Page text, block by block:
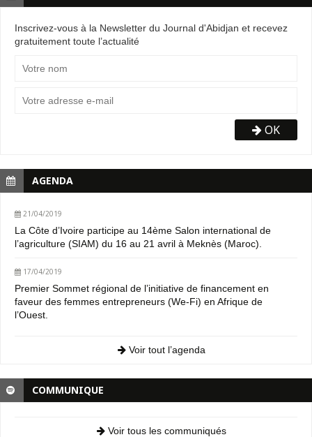
Inscrivez-vous à la Newsletter du Journal d'Abidjan et recevez
gratuitement toute l’actualité
OK
AGENDA
21/04/2019
La Côte d’Ivoire participe au 14ème Salon international de
l’agriculture (SIAM) du 16 au 21 avril à Meknès (Maroc).
17/04/2019
Premier Sommet régional de l’initiative de financement en
faveur des femmes entrepreneurs (We-Fi) en Afrique de
l’Ouest.
Voir tout l’agenda
COMMUNIQUE
Voir tous les communiqués